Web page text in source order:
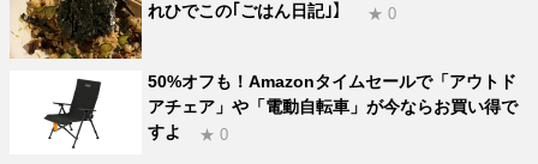
れひでこの｢ごはん日記｣】
★ 0
50%オフも！Amazonタイムセールで「アウトド
アチェア」や「電動自転車」が今ならお買い得で
すよ
★ 0